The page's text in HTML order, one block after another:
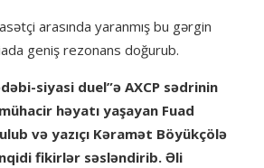
arasında yaranmış bu gərgin
geniş rezonans doğurub.
siyasi duel”ə AXCP sədrinin
həyatı yaşayan Fuad
və yazıçı Kəramət Böyükçölə
fikirlər səsləndirib. Əli